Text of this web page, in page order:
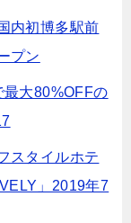
内初博多駅前
プン
最大80%OFFの
スタイルホテ
」2019年7